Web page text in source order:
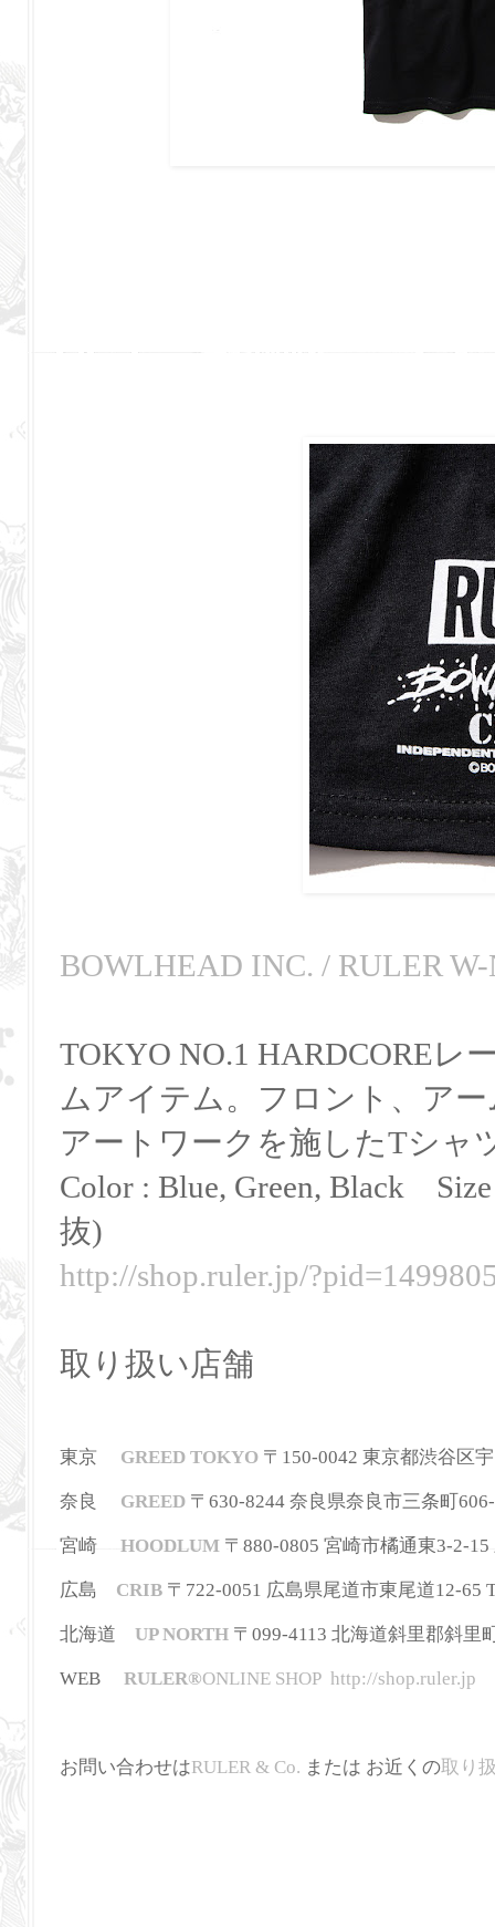
BOWLHEAD INC. / RULER
TOKYO NO.1 HARDCOREレ
ムアイテム。フロント、ア
アートワークを施したTシャ
Color : Blue, Green, Black
抜)
http://shop.ruler.jp/
取り扱い店舗
東京 GREED TOKYO 〒150-0042 東京都渋谷区
奈良 GREED 〒630-8244 奈良県奈良市三条町
宮崎 HOODLUM 〒880-0805 宮崎市橘通東3-2-
広島 CRIB 〒722-0051 広島県尾道市東尾道12-65
北海道 UP NORTH 〒099-4113 北海道斜里郡斜里
WEB RULER®ONLINE SHOP http://shop.ruler.jp
お問い合わせはRULER & Co. または お近くの取り